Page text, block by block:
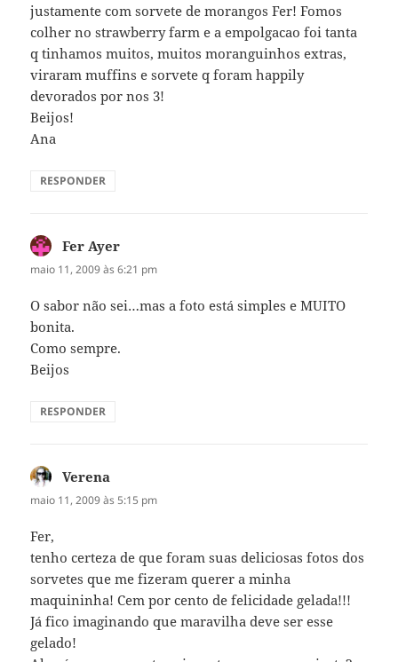
justamente com sorvete de morangos Fer! Fomos
colher no strawberry farm e a empolgacao foi tanta
q tinhamos muitos, muitos moranguinhos extras,
viraram muffins e sorvete q foram happily
devorados por nos 3!
Beijos!
Ana
RESPONDER
Fer Ayer
maio 11, 2009 às 6:21 pm
O sabor não sei…mas a foto está simples e MUITO
bonita.
Como sempre.
Beijos
RESPONDER
Verena
maio 11, 2009 às 5:15 pm
Fer,
tenho certeza de que foram suas deliciosas fotos dos
sorvetes que me fizeram querer a minha
maquininha! Cem por cento de felicidade gelada!!!
Já fico imaginando que maravilha deve ser esse
gelado!